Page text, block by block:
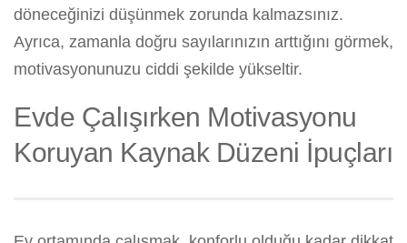
döneceğinizi düşünmek zorunda kalmazsınız.
Ayrıca, zamanla doğru sayılarınızın arttığını görmek,
motivasyonunuzu ciddi şekilde yükseltir.
Evde Çalışırken Motivasyonu
Koruyan Kaynak Düzeni İpuçları